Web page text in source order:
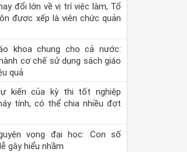
đổi lớn về vị trí việc làm, Tổ
được xếp là viên chức quản
khoa chung cho cả nước:
cơ chế sử dụng sách giáo
quả
kiến của kỳ thi tốt nghiệp
tính, có thể chia nhiều đợt
vọng đại học: Con số
gây hiểu nhầm